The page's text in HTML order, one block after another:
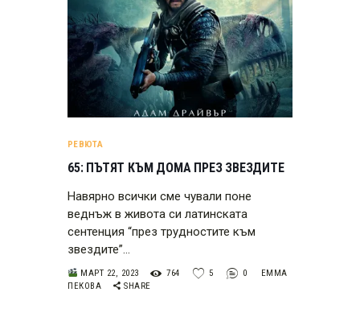
РЕВЮТА
65: ПЪТЯТ КЪМ ДОМА ПРЕЗ ЗВЕЗДИТЕ
Навярно всички сме чували поне
веднъж в живота си латинската
сентенция “през трудностите към
звездите”…
МАРТ 22, 2023 764 5 0
ЕММА
ПЕКОВА
SHARE